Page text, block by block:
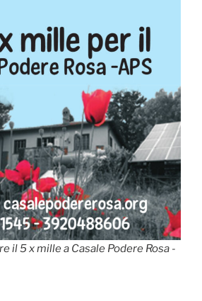
il 5 x mille a Casale Podere Rosa -